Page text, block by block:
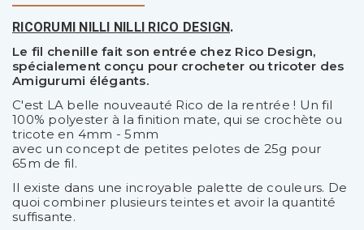
RICORUMI NILLI NILLI RICO DESIGN.
Le fil chenille fait son entrée chez Rico Design,
spécialement conçu pour crocheter ou tricoter des
Amigurumi élégants.
C'est LA belle nouveauté Rico de la rentrée ! Un fil
100% polyester à la finition mate, qui se crochète ou
tricote en 4mm - 5mm
avec un concept de petites pelotes de 25g pour
65m de fil.
Il existe dans une incroyable palette de couleurs. De
quoi combiner plusieurs teintes et avoir la quantité
suffisante.